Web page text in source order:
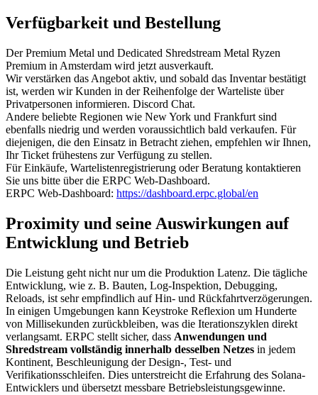
Verfügbarkeit und Bestellung
Der Premium Metal und Dedicated Shredstream Metal Ryzen
Premium in Amsterdam wird jetzt ausverkauft.
Wir verstärken das Angebot aktiv, und sobald das Inventar bestätigt
ist, werden wir Kunden in der Reihenfolge der Warteliste über
Privatpersonen informieren. Discord Chat.
Andere beliebte Regionen wie New York und Frankfurt sind
ebenfalls niedrig und werden voraussichtlich bald verkaufen. Für
diejenigen, die den Einsatz in Betracht ziehen, empfehlen wir Ihnen,
Ihr Ticket frühestens zur Verfügung zu stellen.
Für Einkäufe, Wartelistenregistrierung oder Beratung kontaktieren
Sie uns bitte über die ERPC Web-Dashboard.
ERPC Web-Dashboard: https://dashboard.erpc.global/en
Proximity und seine Auswirkungen auf
Entwicklung und Betrieb
Die Leistung geht nicht nur um die Produktion Latenz. Die tägliche
Entwicklung, wie z. B. Bauten, Log-Inspektion, Debugging,
Reloads, ist sehr empfindlich auf Hin- und Rückfahrtverzögerungen.
In einigen Umgebungen kann Keystroke Reflexion um Hunderte
von Millisekunden zurückbleiben, was die Iterationszyklen direkt
verlangsamt. ERPC stellt sicher, dass Anwendungen und
Shredstream vollständig innerhalb desselben Netzes in jedem
Kontinent, Beschleunigung der Design-, Test- und
Verifikationsschleifen. Dies unterstreicht die Erfahrung des Solana-
Entwicklers und übersetzt messbare Betriebsleistungsgewinne.